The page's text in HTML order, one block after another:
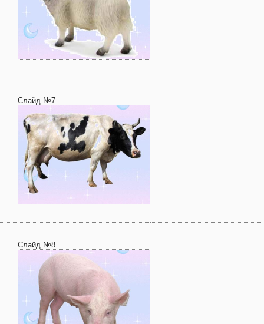
Слайд №7
Слайд №8